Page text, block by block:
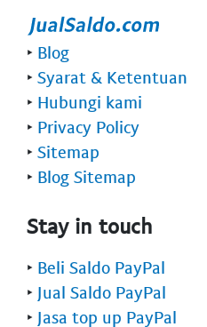
‣ Blog
‣ Syarat & Ketentuan
‣ Hubungi kami
‣ Privacy Policy
‣ Sitemap
‣ Blog Sitemap
Stay in touch
‣ Beli Saldo PayPal
‣ Jual Saldo PayPal
‣ Jasa top up PayPal